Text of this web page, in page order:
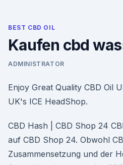
BEST CBD OIL
Kaufen cbd
ADMINISTRATOR
Enjoy Great Quality CBD Oil
UK's ICE HeadShop.
CBD Hash | CBD Shop 24
auf CBD Shop 24. Obwohl
Zusammensetzung und der